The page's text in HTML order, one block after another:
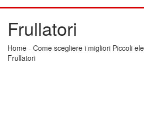
Frullatori
Home - Come scegliere i migliori Piccoli
Frullatori